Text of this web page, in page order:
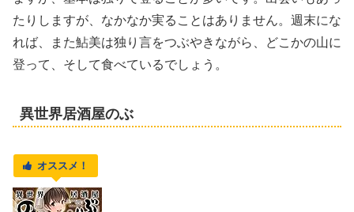
たりしますが、なかなか実ることはありません。週末にな
れば、また鮎美は独り言をつぶやきながら、どこかの山に
登って、そして食べているでしょう。
異世界居酒屋のぶ
オススメ！